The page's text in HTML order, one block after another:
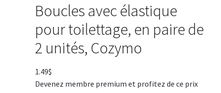
Boucles avec élastique
pour toilettage, en paire de
2 unités, Cozymo
1.49$
Devenez membre premium et profitez de ce prix